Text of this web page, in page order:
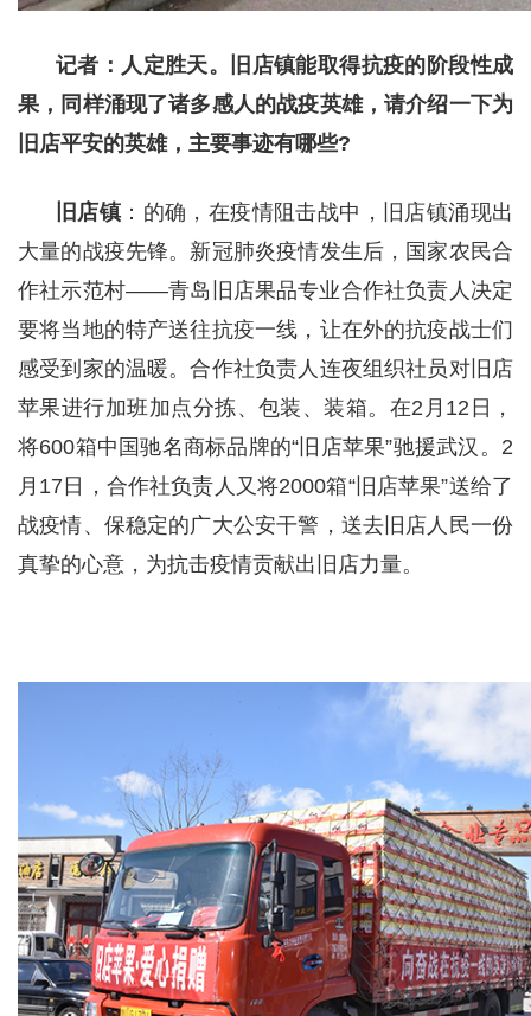
记者：人定胜天。旧店镇能取得抗疫的阶段性成
果，同样涌现了诸多感人的战疫英雄，请介绍一下为
旧店平安的英雄，主要事迹有哪些?
旧店镇：的确，在疫情阻击战中，旧店镇涌现出
大量的战疫先锋。新冠肺炎疫情发生后，国家农民合
作社示范村——青岛旧店果品专业合作社负责人决定
要将当地的特产送往抗疫一线，让在外的抗疫战士们
感受到家的温暖。合作社负责人连夜组织社员对旧店
苹果进行加班加点分拣、包装、装箱。在2月12日，
将600箱中国驰名商标品牌的“旧店苹果”驰援武汉。2
月17日，合作社负责人又将2000箱“旧店苹果”送给了
战疫情、保稳定的广大公安干警，送去旧店人民一份
真挚的心意，为抗击疫情贡献出旧店力量。